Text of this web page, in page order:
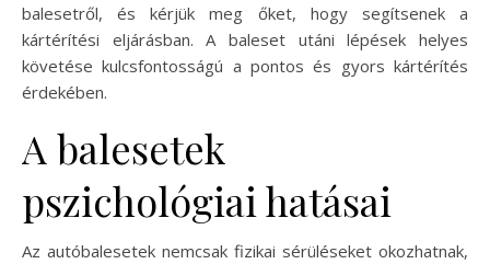
balesetről, és kérjük meg őket, hogy segítsenek a
kártérítési eljárásban. A baleset utáni lépések helyes
követése kulcsfontosságú a pontos és gyors kártérítés
érdekében.
A balesetek
pszichológiai hatásai
Az autóbalesetek nemcsak fizikai sérüléseket okozhatnak,